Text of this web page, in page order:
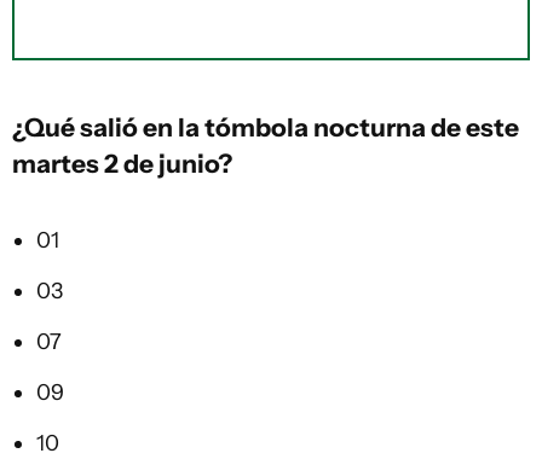
¿Qué salió en latómbola nocturna de este
martes 2 de junio?
01
03
07
09
10